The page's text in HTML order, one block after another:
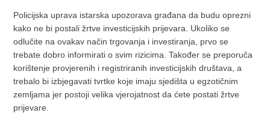
Policijska uprava istarska upozorava građana da budu oprezni
kako ne bi postali žrtve investicijskih prijevara. Ukoliko se
odlučite na ovakav način trgovanja i investiranja, prvo se
trebate dobro informirati o svim rizicima. Također se preporuča
korištenje provjerenih i registriranih investicijskih društava, a
trebalo bi izbjegavati tvrtke koje imaju sjedišta u egzotičnim
zemljama jer postoji velika vjerojatnost da ćete postati žrtve
prijevare.